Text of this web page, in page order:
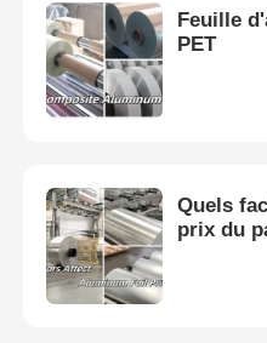
Feuille
PET
Quels
prix du